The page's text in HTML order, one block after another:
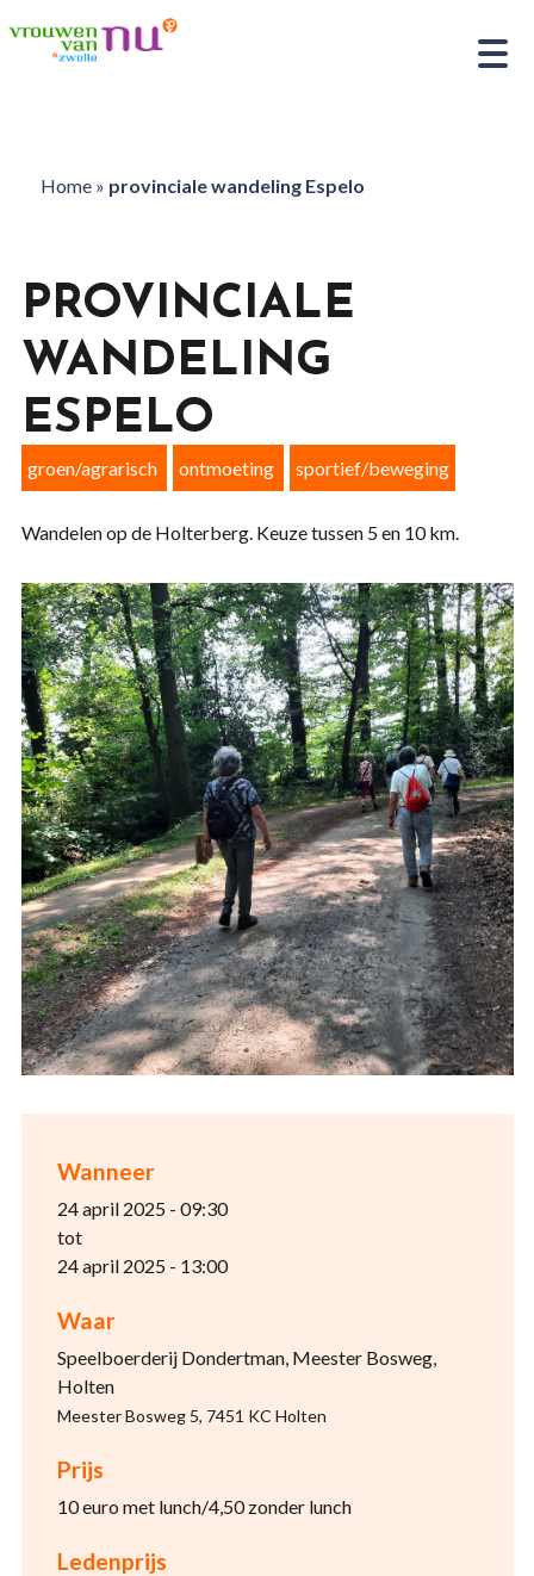
Home» provinciale wandeling Espelo
Wanneer
24 april 2025 - 09:30
tot
24 april 2025 - 13:00
Waar
Speelboerderij Dondertman, Meester Bosweg,
Holten
Meester Bosweg 5, 7451 KC Holten
Prijs
10 euro met lunch/4,50 zonder lunch
Ledenprijs
PROVINCIALE
WANDELING
ESPELO
groen/agrarisch ontmoeting sportief/beweging
Wandelen op de Holterberg. Keuze tussen 5 en 10 km.